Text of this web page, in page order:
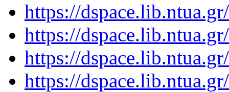
https://
https://
https://
https://